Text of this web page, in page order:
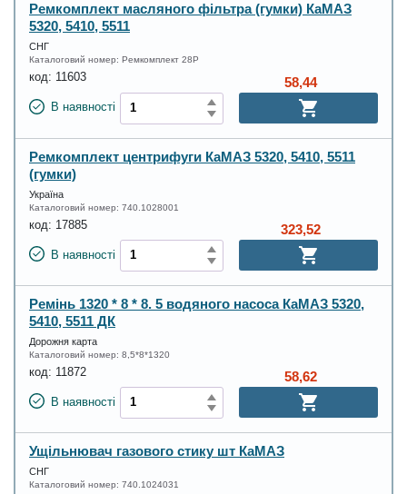
Ремкомплект масляного фільтра (гумки) КаМАЗ
5320, 5410, 5511
СНГ
Каталоговий номер: Ремкомплект 28Р
код: 11603
В наявності
58,44
Ремкомплект центрифуги КаМАЗ 5320, 5410, 5511
(гумки)
Україна
Каталоговий номер: 740.1028001
код: 17885
В наявності
323,52
Ремінь 1320 * 8 * 8. 5 водяного насоса КаМАЗ 5320,
5410, 5511 ДК
Дорожня карта
Каталоговий номер: 8,5*8*1320
код: 11872
В наявності
58,62
Ущільнювач газового стику шт КаМАЗ
СНГ
Каталоговий номер: 740.1024031